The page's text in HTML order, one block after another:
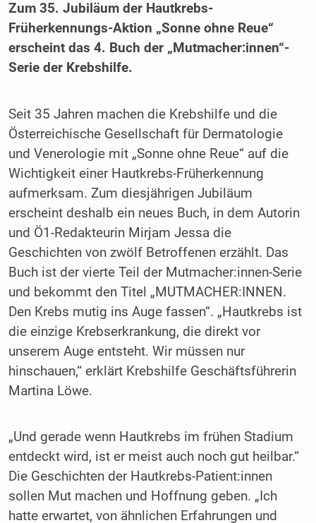
Zum 35. Jubiläum der Hautkrebs-
Früherkennungs-Aktion „Sonne ohne Reue“
erscheint das 4. Buch der „Mutmacher:innen“-
Serie der Krebshilfe.
Seit 35 Jahren machen die Krebshilfe und die
Österreichische Gesellschaft für Dermatologie
und Venerologie mit „Sonne ohne Reue“ auf die
Wichtigkeit einer Hautkrebs-Früherkennung
aufmerksam. Zum diesjährigen Jubiläum
erscheint deshalb ein neues Buch, in dem Autorin
und Ö1-Redakteurin Mirjam Jessa die
Geschichten von zwölf Betroffenen erzählt. Das
Buch ist der vierte Teil der Mutmacher:innen-Serie
und bekommt den Titel „MUTMACHER:INNEN.
Den Krebs mutig ins Auge fassen“. „Hautkrebs ist
die einzige Krebserkrankung, die direkt vor
unserem Auge entsteht. Wir müssen nur
hinschauen,“ erklärt Krebshilfe Geschäftsführerin
Martina Löwe.
„Und gerade wenn Hautkrebs im frühen Stadium
entdeckt wird, ist er meist auch noch gut heilbar.“
Die Geschichten der Hautkrebs-Patient:innen
sollen Mut machen und Hoffnung geben. „Ich
hatte erwartet, von ähnlichen Erfahrungen und